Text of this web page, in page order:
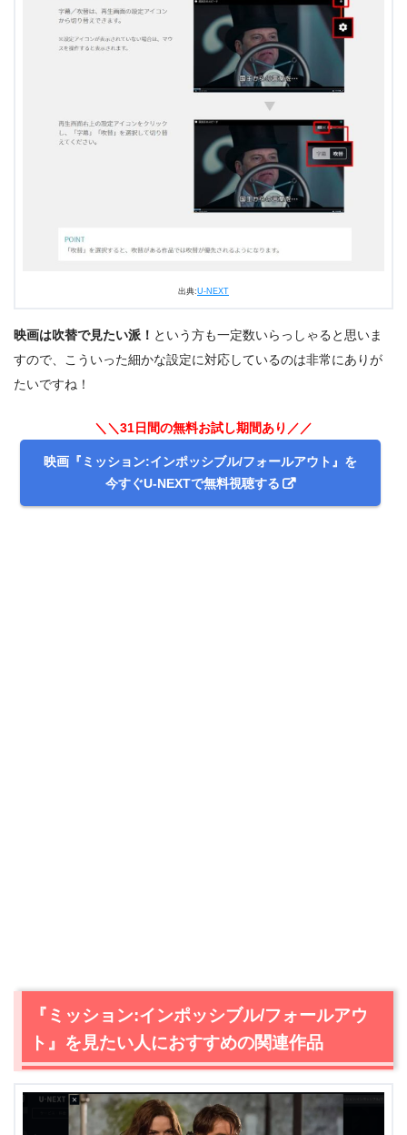
出典:U-NEXT
映画は吹替で見たい派！ という方も一定数いらっしゃると思いま
すので、こういった細かな設定に対応しているのは非常にありが
たいですね！
＼＼31日間の無料お試し期間あり／／
映画『ミッション:インポッシブル/フォールアウト』を
今すぐU-NEXTで無料視聴する
『ミッション:インポッシブル/フォールアウ
ト』を見たい人におすすめの関連作品